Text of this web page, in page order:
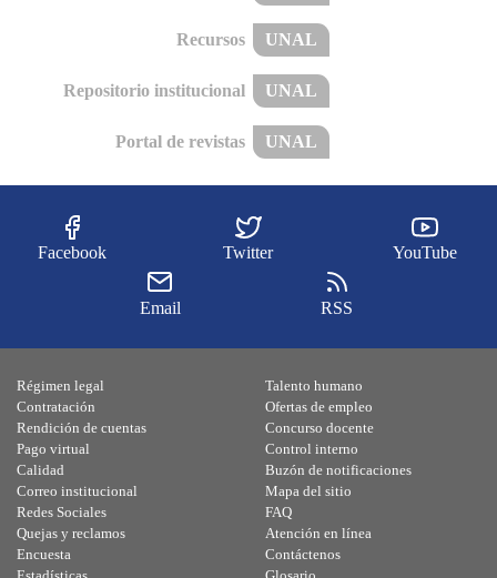
Recursos UNAL
Repositorio institucional UNAL
Portal de revistas UNAL
Facebook Twitter YouTube
Email RSS
Régimen legal
Contratación
Rendición de cuentas
Pago virtual
Calidad
Talento humano
Ofertas de empleo
Concurso docente
Control interno
Buzón de notificaciones
Correo institucional
Redes Sociales
Quejas y reclamos
Encuesta
Mapa del sitio
FAQ
Atención en línea
Contáctenos